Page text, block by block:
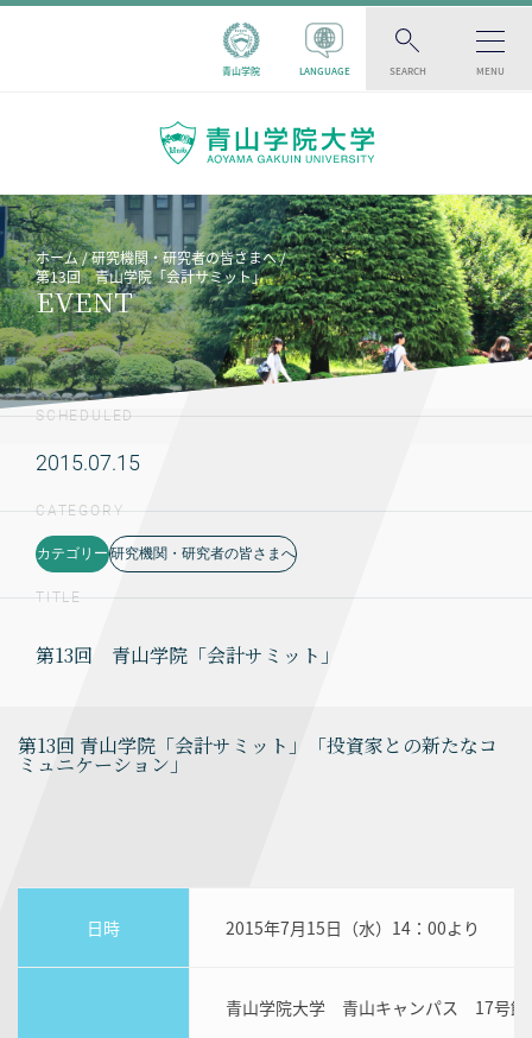
青山学院 LANGUAGE SEARCH MENU
ホーム
研究機関・研究者の皆さまへ
第13回 青山学院「会計サミット」
EVENT
SCHEDULED
2015.07.15
CATEGORY
カテゴリー 研究機関・研究者の皆さまへ
TITLE
第13回 青山学院「会計サミット」
第13回 青山学院「会計サミット」「投資家との新たなコ
ミュニケーション」
日時 2015年7月15日（水）14：00より
青山学院大学 青山キャンパス 17号